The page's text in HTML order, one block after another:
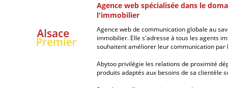
Agence web spécialisée dans le
l'immobilier
Agence web de communication globale au
immobilier. Elle s'adresse à tous les agents
souhaitent améliorer leur communication par
Abytoo privilégie les relations de proximité
produits adaptés aux besoins de sa clientèle